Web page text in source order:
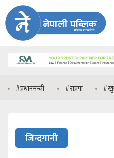
#राप्रपा #खुसीको
जिन्दगानी